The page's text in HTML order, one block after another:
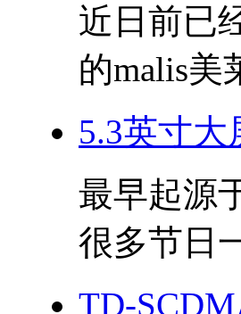
近日前已
的malis美
5.3英寸
最早起源
很多节日
TD-